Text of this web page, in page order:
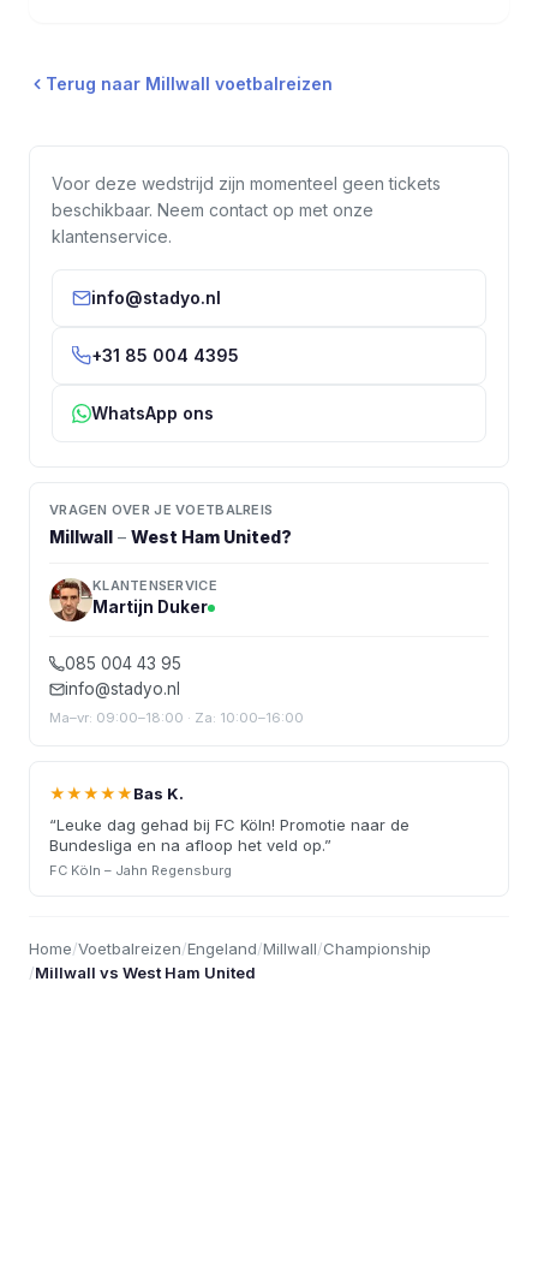
Terug naar Millwall voetbalreizen
Voor deze wedstrijd zijn momenteel geen tickets
beschikbaar. Neem contact op met onze
klantenservice.
info@stadyo.nl
+31 85 004 4395
WhatsApp ons
VRAGEN OVER JE VOETBALREIS
Millwall – West Ham United?
KLANTENSERVICE
Martijn Duker
085 004 43 95
info@stadyo.nl
Ma–vr: 09:00–18:00 · Za: 10:00–16:00
★★★★★Bas K.
“Leuke dag gehad bij FC Köln! Promotie naar de
Bundesliga en na afloop het veld op.”
FC Köln – Jahn Regensburg
Home/Voetbalreizen/Engeland/Millwall/Championship
/Millwall vs West Ham United